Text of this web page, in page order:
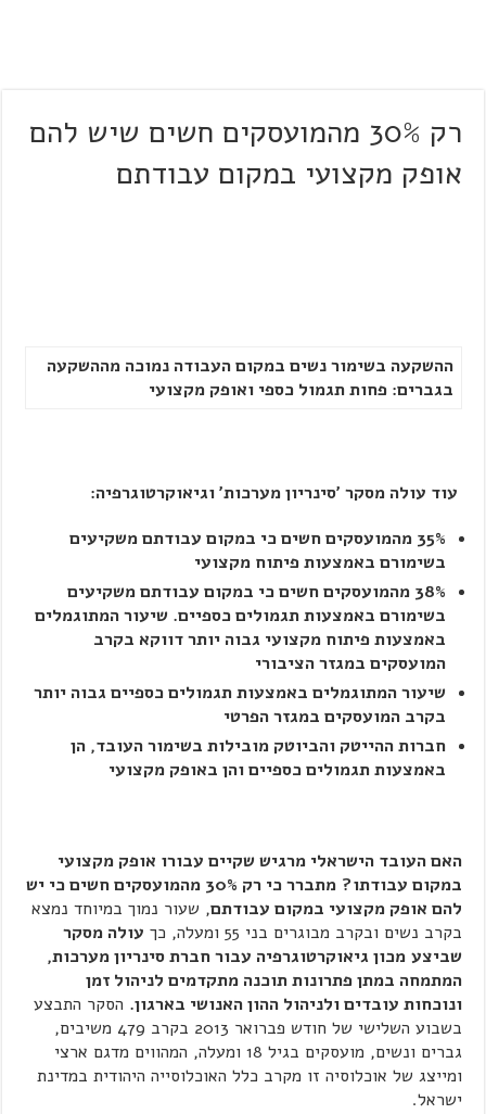
רק 30% מהמועסקים חשים שיש להם
אופק מקצועי במקום עבודתם
ההשקעה בשימור נשים במקום העבודה נמוכה מההשקעה
בגברים: פחות תגמול כספי ואופק מקצועי
עוד עולה מסקר 'סינריון מערכות' וגיאוקרטוגרפיה:
35% מהמועסקים חשים כי במקום עבודתם משקיעים
בשימורם באמצעות פיתוח מקצועי
38% מהמועסקים חשים כי במקום עבודתם משקיעים
בשימורם באמצעות תגמולים כספיים. שיעור המתוגמלים
באמצעות פיתוח מקצועי גבוה יותר דווקא בקרב
המועסקים במגזר הציבורי
שיעור המתוגמלים באמצעות תגמולים כספיים גבוה יותר
בקרב המועסקים במגזר הפרטי
חברות ההייטק והביוטק מובילות בשימור העובד, הן
באמצעות תגמולים כספיים והן באופק מקצועי
האם העובד הישראלי מרגיש שקיים עבורו אופק מקצועי
במקום עבודתו?
מתברר כי רק 30% מהמועסקים חשים כי יש
להם אופק מקצועי במקום עבודתם, שעור נמוך במיוחד נמצא
בקרב נשים ובקרב מבוגרים בני 55 ומעלה, כך
עולה מסקר
שביצע מכון גיאוקרטוגרפיה עבור חברת סינריון מערכות,
המתמחה במתן פתרונות תוכנה מתקדמים לניהול זמן
ונוכחות עובדים ולניהול ההון האנושי בארגון. הסקר התבצע
בשבוע השלישי של חודש פברואר 2013 בקרב 479 משיבים,
גברים ונשים, מועסקים בגיל 18 ומעלה, המהווים מדגם ארצי
ומייצג של אוכלוסיה זו מקרב כלל האוכלוסייה היהודית במדינת
ישראל.